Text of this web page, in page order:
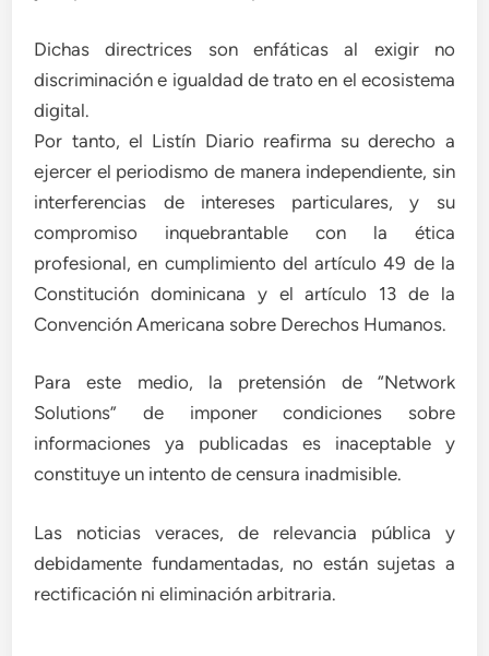
Dichas directrices son enfáticas al exigir no
discriminación e igualdad de trato en el ecosistema
digital.
Por tanto, el Listín Diario reafirma su derecho a
ejercer el periodismo de manera independiente, sin
interferencias de intereses particulares, y su
compromiso inquebrantable con la ética
profesional, en cumplimiento del artículo 49 de la
Constitución dominicana y el artículo 13 de la
Convención Americana sobre Derechos Humanos.
Para este medio, la pretensión de “Network
Solutions” de imponer condiciones sobre
informaciones ya publicadas es inaceptable y
constituye un intento de censura inadmisible.
Las noticias veraces, de relevancia pública y
debidamente fundamentadas, no están sujetas a
rectificación ni eliminación arbitraria.